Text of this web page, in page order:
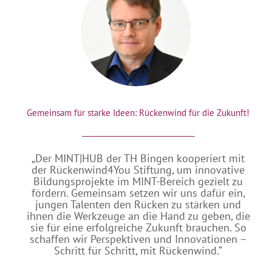
Gemeinsam für starke Ideen: Rückenwind für die Zukunft!
„Der MINT|HUB der TH Bingen kooperiert mit
der Rückenwind4You Stiftung, um innovative
Bildungsprojekte im MINT-Bereich gezielt zu
fördern. Gemeinsam setzen wir uns dafür ein,
jungen Talenten den Rücken zu stärken und
ihnen die Werkzeuge an die Hand zu geben, die
sie für eine erfolgreiche Zukunft brauchen. So
schaffen wir Perspektiven und Innovationen –
Schritt für Schritt, mit Rückenwind.“